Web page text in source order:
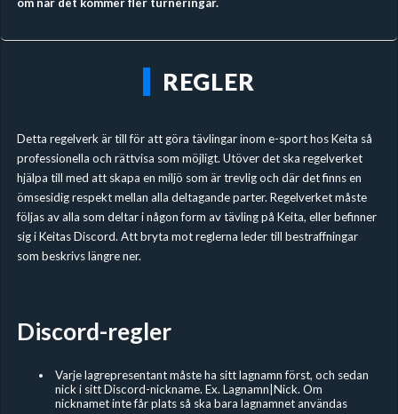
REGLER
Detta regelverk är till för att göra tävlingar inom e-sport hos Keita så
professionella och rättvisa som möjligt. Utöver det ska regelverket
hjälpa till med att skapa en miljö som är trevlig och där det finns en
ömsesidig respekt mellan alla deltagande parter. Regelverket måste
följas av alla som deltar i någon form av tävling på Keita, eller befinner
sig i Keitas Discord. Att bryta mot reglerna leder till bestraffningar
som beskrivs längre ner.
Discord-regler
Varje lagrepresentant måste ha sitt lagnamn först, och sedan
nick i sitt Discord-nickname. Ex. Lagnamn|Nick. Om
nicknamet inte får plats så ska bara lagnamnet användas